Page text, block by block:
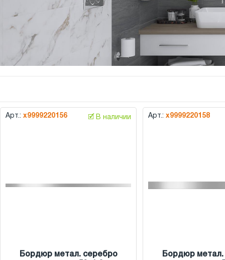
Арт.: х9999220156 🗹 В наличии
Бордюр метал. серебро
Арт.: х9999220158
Бордюр метал.